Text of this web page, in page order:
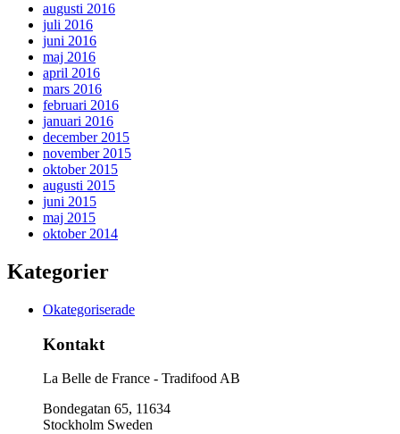
augusti 2016
juli 2016
juni 2016
maj 2016
april 2016
mars 2016
februari 2016
januari 2016
december 2015
november 2015
oktober 2015
augusti 2015
juni 2015
maj 2015
oktober 2014
Kategorier
Okategoriserade
Kontakt
La Belle de France - Tradifood AB
Bondegatan 65, 11634
Stockholm Sweden